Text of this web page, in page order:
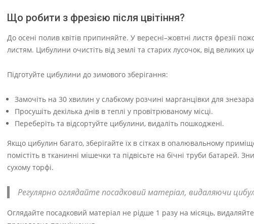
Що робити з фрезією після цвітіння?
До осені полив квітів припиняйте. У вересні–жовтні листя фрезії
листям. Цибулини очистіть від землі та старих лусочок, від великих
Підготуйте цибулини до зимового зберігання:
Замочіть на 30 хвилин у слабкому розчині марганцівки для
Просушіть декілька днів в теплі у провітрюваному місці.
Переберіть та відсортуйте цибулини, видаліть пошкоджені.
Якщо цибулин багато, зберігайте їх в сітках в опалювальному
помістіть в тканинні мішечки та підвісьте на бічні труби батарей.
сухому торфі.
Регулярно оглядайте посадковий матеріал, видаляючи
Оглядайте посадковий матеріал не рідше 1 разу на місяць,